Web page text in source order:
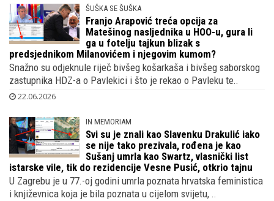
ŠUŠKA SE ŠUŠKA
Franjo Arapović treća opcija za
Matešinog nasljednika u HOO-u, gura li
ga u fotelju tajkun blizak s
predsjednikom Milanovićem i njegovim kumom?
Snažno su odjeknule riječ bivšeg košarkaša i bivšeg saborskog
zastupnika HDZ-a o Pavlekici i što je rekao o Pavleku te..
22.06.2026
IN MEMORIAM
Svi su je znali kao Slavenku Drakulić iako
se nije tako prezivala, rođena je kao
Sušanj umrla kao Swartz, vlasnički list
istarske vile, tik do rezidencije Vesne Pusić, otkrio tajnu
U Zagrebu je u 77.-oj godini umrla poznata hrvatska feministica
i književnica koja je bila poznata u cijelom svijetu, ..